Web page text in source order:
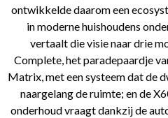
ontwikkelde daarom een
in moderne huishoudens
vertaalt die visie naar drie
Complete, het paradepaardje
Matrix, met een systeem dat de
naargelang de ruimte; en de
onderhoud vraagt dankzij de